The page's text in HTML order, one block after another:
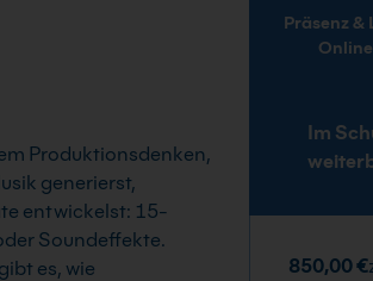
Präsenz & Live-
Online
Im
850,00 €
Produktionsdenken,
generierst,
entwickelst: 15-
Soundeffekte.
es, wie